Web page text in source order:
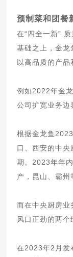
预制菜和团餐
在“四全一新”
基础之上，金龙
以高品质的产品
例如2022年金
公司扩宽业务边
根据金龙鱼
口、西安的中央
期。2023年年
产，昆山、霸州
而在中央厨房业
风口正劲的两
在2023年2月发